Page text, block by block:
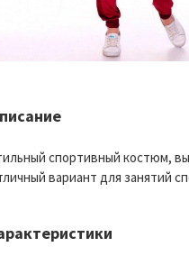
спортивный костюм,
вариант для занятий